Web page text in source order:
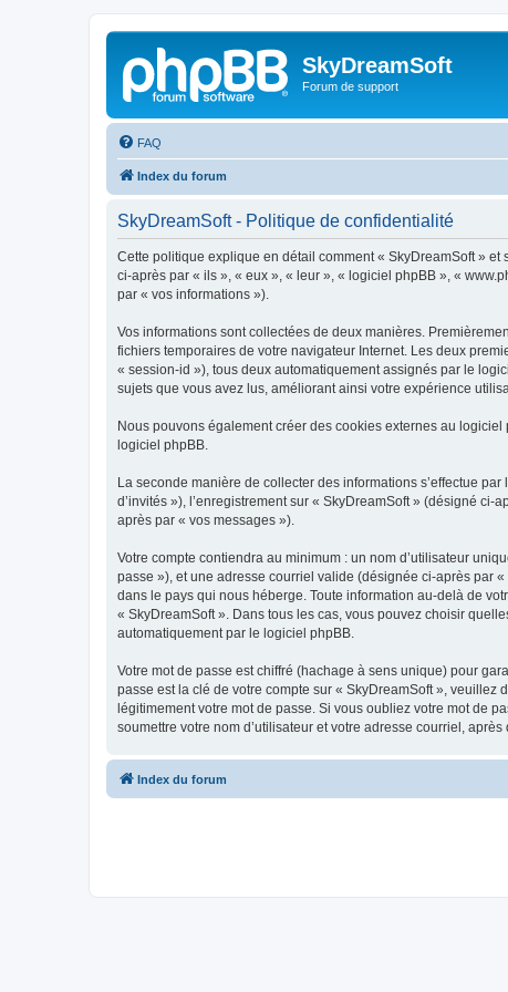
SkyDreamSoft
Forum de support
FAQ
Index du forum
SkyDreamSoft - Politique de confidentialité
Cette politique explique en détail comment « SkyDreamSoft »
ci-après par « ils », « eux », « leur », « logiciel phpBB », «
par « vos informations »).
Vos informations sont collectées de deux manières.
fichiers temporaires de votre navigateur Internet. Les deux
« session-id »), tous deux automatiquement assignés par le
sujets que vous avez lus, améliorant ainsi votre expérience
Nous pouvons également créer des cookies externes au
logiciel phpBB.
La seconde manière de collecter des informations s’effectue
d’invités »), l’enregistrement sur « SkyDreamSoft » (désigné
après par « vos messages »).
Votre compte contiendra au minimum : un nom d’utilisateur
passe »), et une adresse courriel valide (désignée ci-après par
dans le pays qui nous héberge. Toute information au-delà de
« SkyDreamSoft ». Dans tous les cas, vous pouvez choisir
automatiquement par le logiciel phpBB.
Votre mot de passe est chiffré (hachage à sens unique) pour
passe est la clé de votre compte sur « SkyDreamSoft »,
légitimement votre mot de passe. Si vous oubliez votre mot de
soumettre votre nom d’utilisateur et votre adresse courriel,
Index du forum